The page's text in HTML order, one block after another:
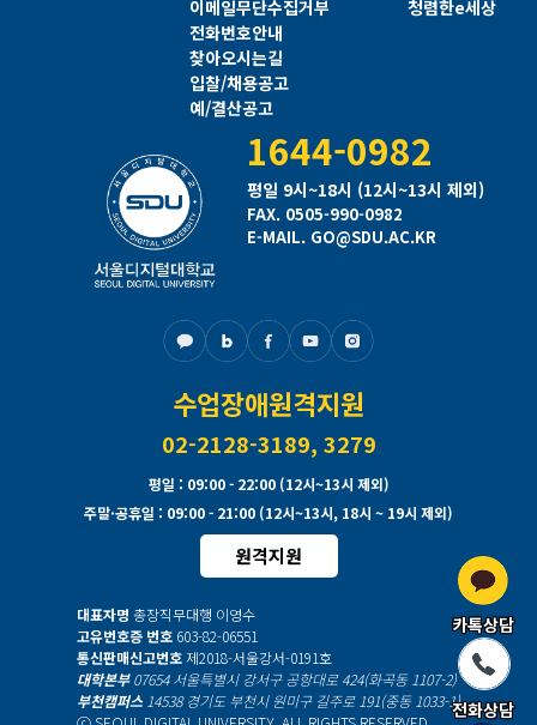
이메일무단수집거부
전화번호안내
찾아오시는길
입찰/채용공고
예/결산공고
청렴한e세상
1644-0982
평일 9시~18시 (12시~13시 제외)
FAX. 0505-990-0982
E-MAIL. GO@SDU.AC.KR
수업장애원격지원
02-2128-3189, 3279
평일 : 09:00 - 22:00 (12시~13시 제외)
주말·공휴일 : 09:00 - 21:00 (12시~13시, 18시 ~ 19시 제외)
원격지원
대표자명 총장직무대행 이영수
고유번호증 번호 603-82-06551
통신판매신고번호제2018-서울강서-0191호
대학본부07654 서울특별시 강서구 공항대로 424(화곡동 1107-2)
부천캠퍼스14538 경기도 부천시 원미구 길주로 191(중동 1033-1)
카톡상담
전화상담